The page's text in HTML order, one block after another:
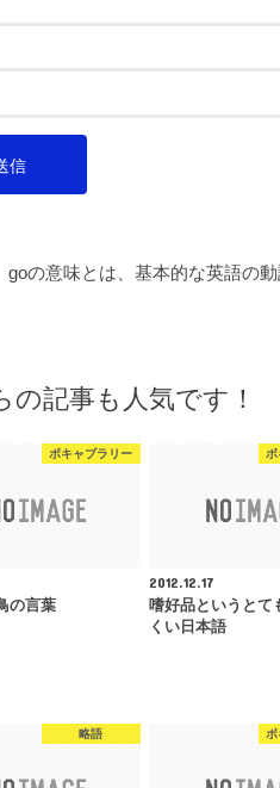
goの意味とは、基本的な英語の動
の記事も人気です！
ボキャブラリー
の言葉
2012.12.17
嗜好品というとて
くい日本語
略語 ボ